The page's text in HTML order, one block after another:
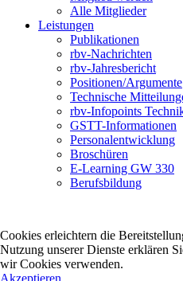
Alle Mitglieder
Leistungen
Publikationen
rbv-Nachrichten
rbv-Jahresbericht
Positionen/Argumente
Technische
rbv-Infopoints
GSTT-Informationen
Personalentwicklung
Broschüren
E-Learning GW 330
Berufsbildung
Cookies erleichtern die
Nutzung unserer Dienste erklären
wir Cookies verwenden.
Akzeptieren